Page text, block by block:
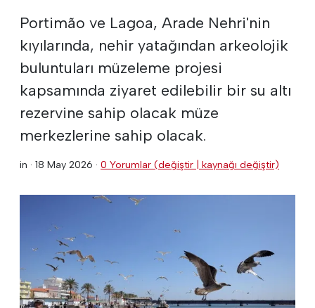
Portimão ve Lagoa, Arade Nehri'nin
kıyılarında, nehir yatağından arkeolojik
buluntuları müzeleme projesi
kapsamında ziyaret edilebilir bir su altı
rezervine sahip olacak müze
merkezlerine sahip olacak.
in · 18 May 2026 · 0 Yorumlar (değiştir | kaynağı değiştir)